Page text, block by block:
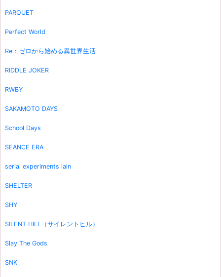
PARQUET
Perfect World
Re：ゼロから始める異世界生活
RIDDLE JOKER
RWBY
SAKAMOTO DAYS
School Days
SEANCE ERA
serial experiments lain
SHELTER
SHY
SILENT HILL（サイレントヒル）
Slay The Gods
SNK